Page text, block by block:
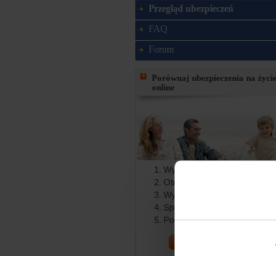
Przegląd ubezpieczeń
FAQ
Forum
Porównaj ubezpieczenia na życie
online
Wypełniasz formularz online
Otrzymujesz gotowe oferty
Wybierasz najlepszą ofertę
Spotykasz się z agentem
Podpisujesz dokumenty